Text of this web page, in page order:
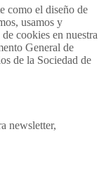
como el diseño de
usamos y
cookies en nuestra
General de
de la Sociedad de
newsletter,